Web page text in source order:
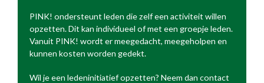
PINK! ondersteunt leden die zelf een activiteit willen
opzetten. Dit kan individueel of met een groepje leden.
Vanuit PINK! wordt er meegedacht, meegeholpen en
kunnen kosten worden gedekt.
Wil je een ledeninitiatief opzetten? Neem dan contact